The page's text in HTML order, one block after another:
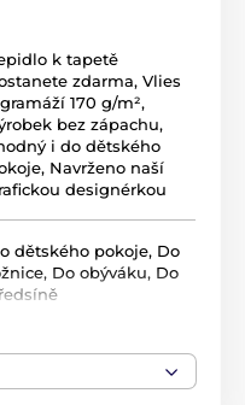
místnosti. Tapety
UV-led inkoustové
odolností a barevnou
v cm)
rozměr49x1000 cm.
k tapetě
zdarma, Vlies
170 g/m²,
bez zápachu,
i do dětského
, Navrženo naší
designérkou
dětského pokoje, Do
, Do obýváku, Do
,Šedá